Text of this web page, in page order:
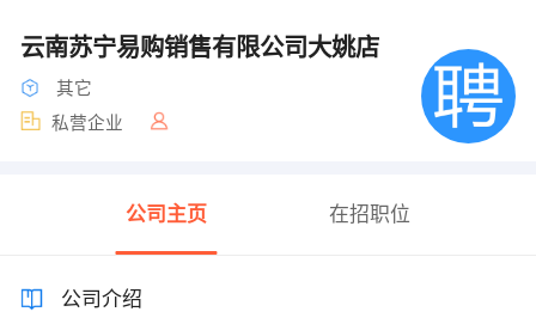
云南苏宁易购销售有限公司大姚店
其它
私营企业
公司主页 在招职位
公司介绍